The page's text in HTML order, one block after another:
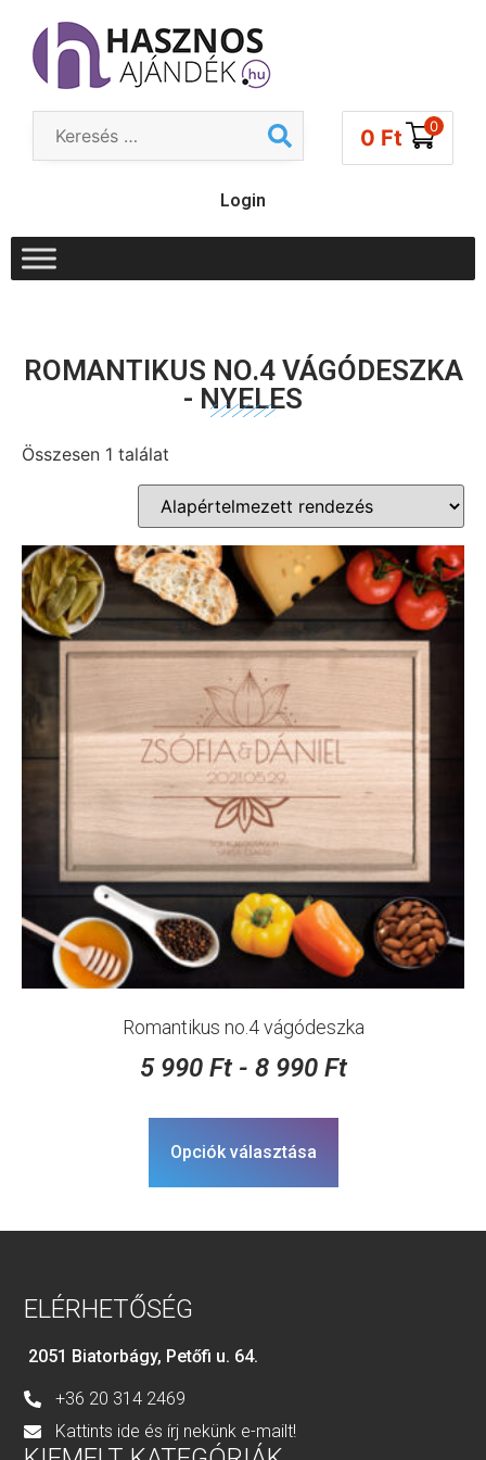
0 Ft 0
Login
ROMANTIKUS NO.4 VÁGÓDESZKA
- NYELES
Összesen 1 találat
Romantikus no.4 vágódeszka
5 990 Ft- 8 990 Ft
Opciók választása
ELÉRHETŐSÉG
2051 Biatorbágy, Petőfi u. 64.
+36 20 314 2469
Kattints ide és írj nekünk e-mailt!